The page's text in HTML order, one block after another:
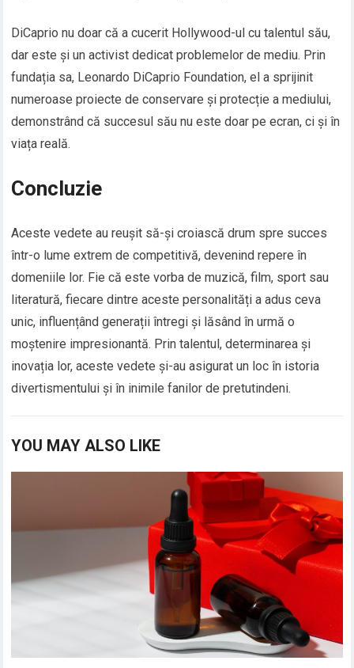
DiCaprio nu doar că a cucerit Hollywood-ul cu talentul său,
dar este și un activist dedicat problemelor de mediu. Prin
fundația sa, Leonardo DiCaprio Foundation, el a sprijinit
numeroase proiecte de conservare și protecție a mediului,
demonstrând că succesul său nu este doar pe ecran, ci și în
viața reală.
Concluzie
Aceste vedete au reușit să-și croiască drum spre succes
într-o lume extrem de competitivă, devenind repere în
domeniile lor. Fie că este vorba de muzică, film, sport sau
literatură, fiecare dintre aceste personalități a adus ceva
unic, influențând generații întregi și lăsând în urmă o
moștenire impresionantă. Prin talentul, determinarea și
inovația lor, aceste vedete și-au asigurat un loc în istoria
divertismentului și în inimile fanilor de pretutindeni.
YOU MAY ALSO LIKE